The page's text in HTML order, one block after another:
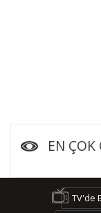
EN
TV'de